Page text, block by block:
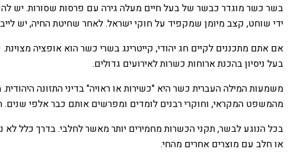
בשר כשר מוגדר כבשר של בעל חיים מעלה גירה עם פרסות שסורות. יש
ידי שוחט, קצב מיומן שמקפיד על חוקי ישראל. לאחר שחיטת החיה, יש
אם אתם מתכננים לקיים חג יהודי, קייטרינג בשרי כשר הוא אופציה
בעל ניסיון בהכנת ארוחות כשרות לאירועים גדולים.
משמעות המילה העברית כשר היא "כשירות או ראויה" בדיני התזונה
מהמשפט המקראי, וחוקרי רבנים לומדים ומפרשים אותם כבר אלפי שנים.
בכל הנוגע לבשר, תקני הכשרות מחמירים יותר מאשר לחלבי. בדרך כלל
או חלב עם מוצרים אחרים מהחי.